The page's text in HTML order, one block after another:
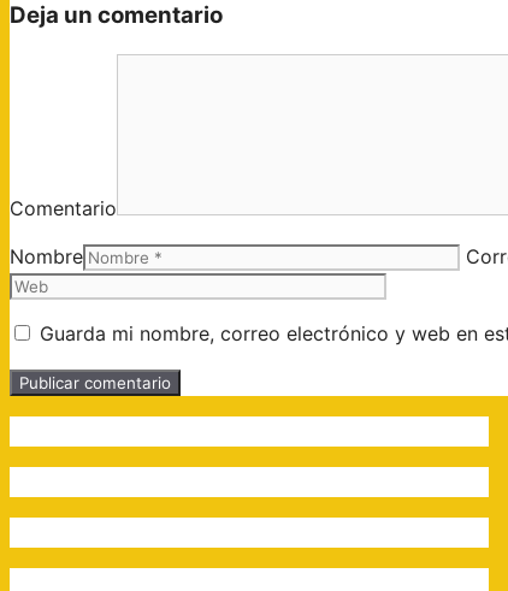
Deja un comentario
Comentario
Nombre
Guarda mi nombre, correo electrónico y web en